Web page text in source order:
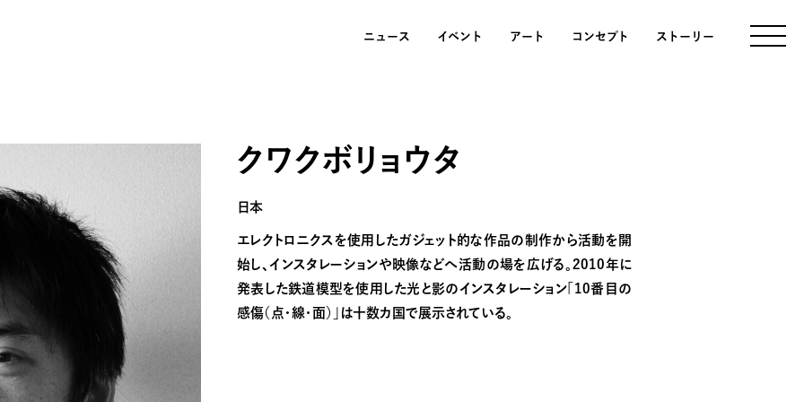
ニュース イベント アート コンセプト ストーリー
クワクボリョウタ
日本
エレクトロニクスを使用したガジェット的な作品の制作から活動を開
始し、インスタレーションや映像などへ活動の場を広げる。2010年に
発表した鉄道模型を使用した光と影のインスタレーション「10番目の
感傷（点・線・面）」は十数カ国で展示されている。